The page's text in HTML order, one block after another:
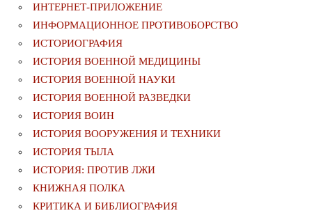
ИНТЕРНЕТ-ПРИЛОЖЕНИЕ
ИНФОРМАЦИОННОЕ ПРОТИВОБОРСТВО
ИСТОРИОГРАФИЯ
ИСТОРИЯ ВОЕННОЙ МЕДИЦИНЫ
ИСТОРИЯ ВОЕННОЙ НАУКИ
ИСТОРИЯ ВОЕННОЙ РАЗВЕДКИ
ИСТОРИЯ ВОИН
ИСТОРИЯ ВООРУЖЕНИЯ И ТЕХНИКИ
ИСТОРИЯ ТЫЛА
ИСТОРИЯ: ПРОТИВ ЛЖИ
КНИЖНАЯ ПОЛКА
КРИТИКА И БИБЛИОГРАФИЯ